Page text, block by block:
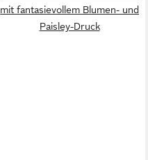
mit fantasievollem Blumen- und
Paisley-Druck